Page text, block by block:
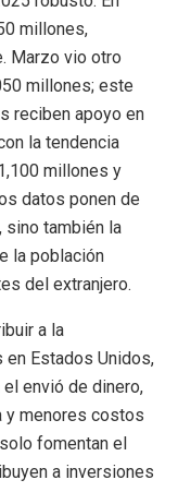
millones,
Marzo vio otro
millones; este
reciben apoyo en
la tendencia
millones y
datos ponen de
también la
la población
del extranjero.
a la
Estados Unidos,
envió de dinero,
y menores costos
fomentan el
a inversiones